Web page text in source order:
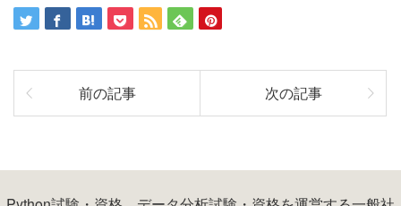
前の記事 次の記事